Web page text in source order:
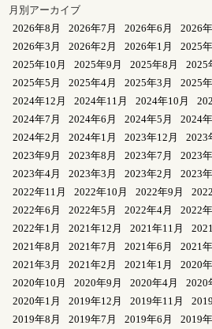
月別アーカイブ
2026年8月
2026年7月 2026年6月 2026
2026年3月
2026年2月 2026年1月 2025
2025年10月
2025年9月 2025年8月 2025
2025年5月
2025年4月 2025年3月 2025
2024年12月
2024年11月 2024年10月
2024年7月
2024年6月 2024年5月 2024
2024年2月
2024年1月 2023年12月 2023
2023年9月
2023年8月 2023年7月 2023
2023年4月
2023年3月 2023年2月 2023
2022年11月
2022年10月 2022年9月
2022年6月
2022年5月 2022年4月 2022
2022年1月
2021年12月 2021年11月
2021年8月
2021年7月 2021年6月 2021
2021年3月
2021年2月 2021年1月 2020
2020年10月
2020年9月 2020年4月 2020
2020年1月
2019年12月 2019年11月
2019年8月
2019年7月 2019年6月 2019